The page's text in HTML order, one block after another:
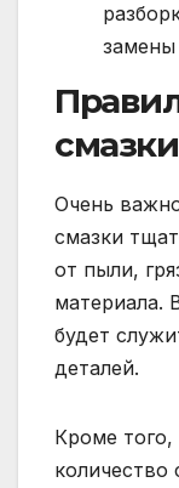
замены
смазки
Очень
смазки
от пыли,
материала.
будет
деталей.
Кроме того,
количество